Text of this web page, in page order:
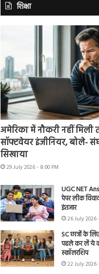
शिक्षा
अमेरिका में नौकरी नहीं मिली
सॉफ्टवेयर इंजीनियर, बोले-
सिखाया
29 July 2026 - 8:00 PM
UGC NET
पेपर लीक
इंतजार
26 July 2026
SC छात्रों के
पहले कर लें ये
स्कॉलरशिप
22 July 2026